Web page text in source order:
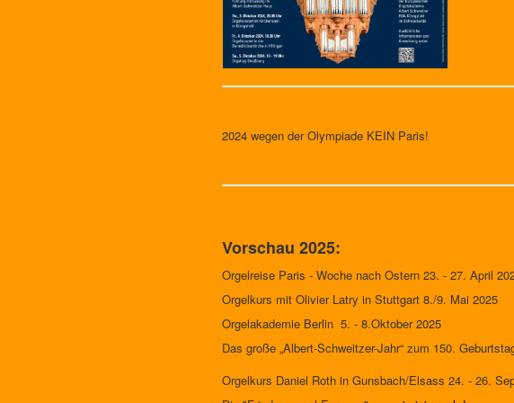
2024 wegen der Olympiade KEIN Paris!
Vorschau 2025:
Orgelreise Paris - Woche nach Ostern 23. - 27. April
Orgelkurs mit Olivier Latry in Stuttgart 8./9. Mai 2025
Orgelakademie Berlin 5. - 8.Oktober 2025
Das große „Albert-Schweitzer-Jahr“ zum 150.
Orgelkurs Daniel Roth in Gunsbach/Elsass 24. - 26.